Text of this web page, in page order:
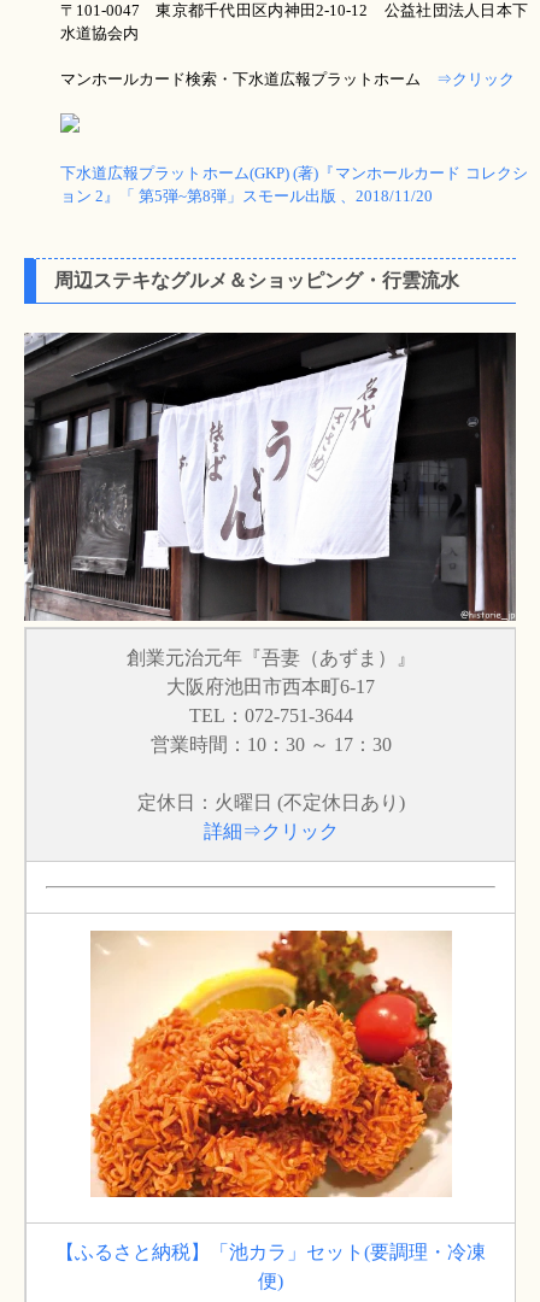
〒101-0047 東京都千代田区内神田2-10-12 公益社団法人日本下
水道協会内
マンホールカード検索・下水道広報プラットホーム ⇒クリック
下水道広報プラットホーム(GKP) (著)『マンホールカード コレクシ
ョン 2』「 第5弾~第8弾」スモール出版 、2018/11/20
周辺ステキなグルメ＆ショッピング・行雲流水
創業元治元年『吾妻（あずま）』
大阪府池田市西本町6-17
TEL：072-751-3644
営業時間：10：30 ～ 17：30
定休日：火曜日 (不定休日あり)
詳細⇒クリック
【ふるさと納税】「池カラ」セット(要調理・冷凍
便)